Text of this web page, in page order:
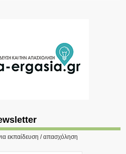
εκπαίδευση / απασχόληση